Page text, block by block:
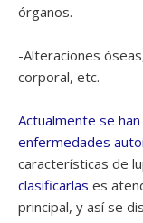
órganos.
-Alteraciones
corporal, etc.
Actualmente se
enfermedades
características de
clasificarlas es
principal, y así se